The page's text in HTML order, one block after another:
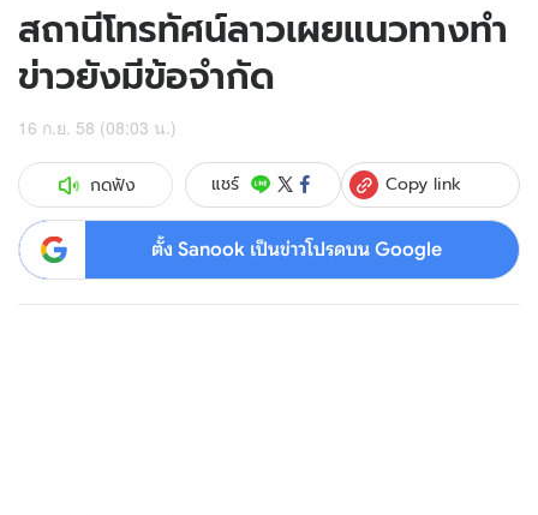
สถานีโทรทัศน์ลาวเผยแนวทางทำ
ข่าวยังมีข้อจำกัด
16 ก.ย. 58 (08:03 น.)
กดฟัง แชร์ Copy link
ตั้ง Sanook เป็นข่าวโปรดบน Google